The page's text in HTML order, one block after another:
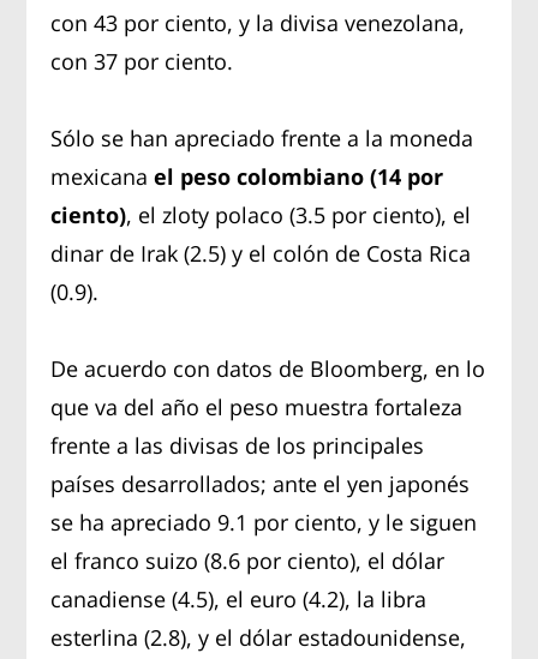
con 43 por ciento, y la divisa venezolana,
con 37 por ciento.
Sólo se han apreciado frente a la moneda
mexicana el peso colombiano (14 por
ciento), el zloty polaco (3.5 por ciento), el
dinar de Irak (2.5) y el colón de Costa Rica
(0.9).
De acuerdo con datos de Bloomberg, en lo
que va del año el peso muestra fortaleza
frente a las divisas de los principales
países desarrollados; ante el yen japonés
se ha apreciado 9.1 por ciento, y le siguen
el franco suizo (8.6 por ciento), el dólar
canadiense (4.5), el euro (4.2), la libra
esterlina (2.8), y el dólar estadounidense,